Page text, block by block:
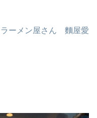
ラーメン屋さん 麵屋愛